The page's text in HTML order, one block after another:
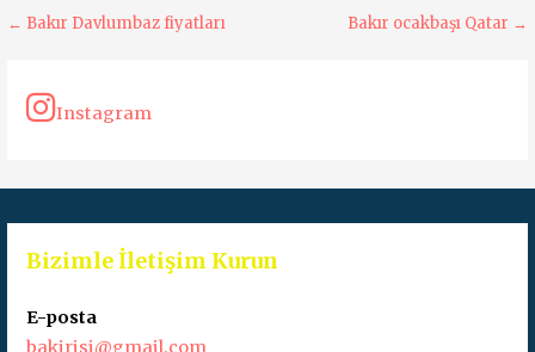
Yazı
← Bakır Davlumbaz fiyatları Bakır ocakbaşı Qatar →
Instagram
Bizimle İletişim Kurun
E-posta
bakirisi@gmail.com